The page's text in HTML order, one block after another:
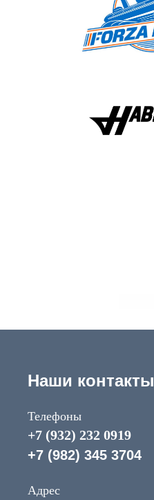
Наши контакты
Телефоны
+7 (932) 232 0919
+7 (982) 345 3704
Адрес